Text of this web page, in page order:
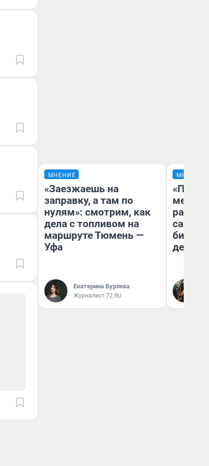
МНЕНИЕ
«Заезжаешь на
заправку, а там по
нулям»: смотрим, как
дела с топливом на
маршруте Тюмень —
Уфа
Екатерина Бурлева
Журналист 72.RU
МНЕНИЕ
самом